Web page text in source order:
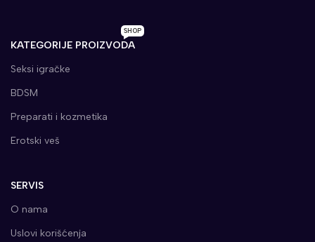
KATEGORIJE PROIZVODA
SHOP
Seksi igračke
BDSM
Preparati i kozmetika
Erotski veš
SERVIS
O nama
Uslovi korišćenja